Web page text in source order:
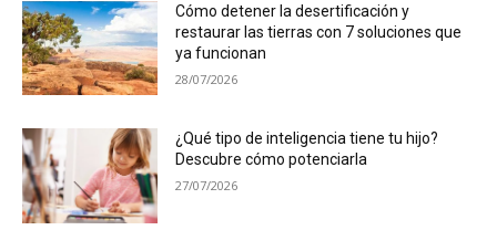
Cómo detener la desertificación y
restaurar las tierras con 7 soluciones que
ya funcionan
28/07/2026
¿Qué tipo de inteligencia tiene tu hijo?
Descubre cómo potenciarla
27/07/2026